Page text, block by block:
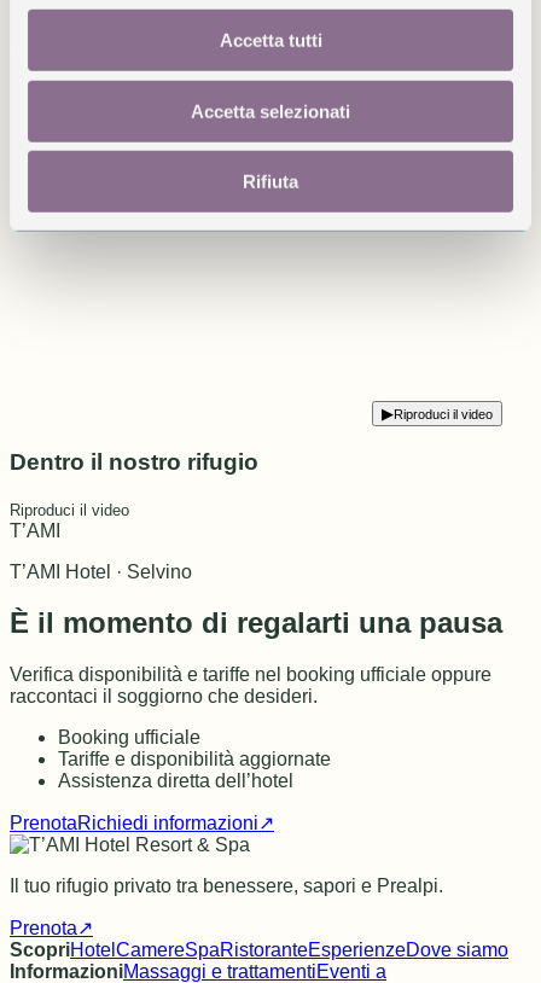
Accetta tutti
Accetta selezionati
Rifiuta
Il film di T’AMI
Dentro il nostro rifugio
Uno sguardo agli ambienti, ai dettagli e all’atmosfera
dell’hotel.
▶Riproduci il video
Dentro il nostro rifugio
Riproduci il video
T’AMI
T’AMI Hotel · Selvino
È il momento di regalarti una pausa
Verifica disponibilità e tariffe nel booking ufficiale oppure
raccontaci il soggiorno che desideri.
Booking ufficiale
Tariffe e disponibilità aggiornate
Assistenza diretta dell’hotel
PrenotaRichiedi informazioni↗
Il tuo rifugio privato tra benessere, sapori e Prealpi.
Prenota↗
ScopriHotel CamereSpaRistoranteEsperienzeDove siamo
InformazioniMassaggi e trattamentiEventi a